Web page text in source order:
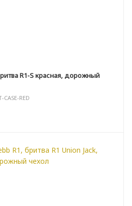
R1-S красная, дорожный
CASE-RED